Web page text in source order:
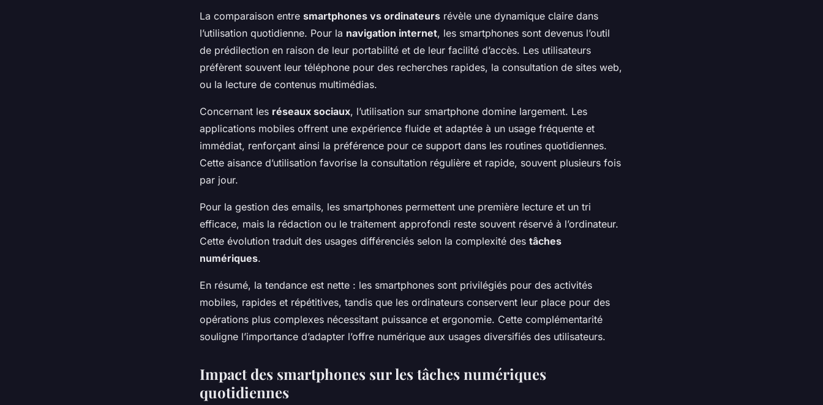
La comparaison entre smartphones vs ordinateurs révèle une dynamique claire dans
l’utilisation quotidienne. Pour la navigation internet, les smartphones sont devenus l’outil
de prédilection en raison de leur portabilité et de leur facilité d’accès. Les utilisateurs
préfèrent souvent leur téléphone pour des recherches rapides, la consultation de sites web,
ou la lecture de contenus multimédias.
Concernant les réseaux sociaux, l’utilisation sur smartphone domine largement. Les
applications mobiles offrent une expérience fluide et adaptée à un usage fréquente et
immédiat, renforçant ainsi la préférence pour ce support dans les routines quotidiennes.
Cette aisance d’utilisation favorise la consultation régulière et rapide, souvent plusieurs fois
par jour.
Pour la gestion des emails, les smartphones permettent une première lecture et un tri
efficace, mais la rédaction ou le traitement approfondi reste souvent réservé à l’ordinateur.
Cette évolution traduit des usages différenciés selon la complexité des tâches
numériques.
En résumé, la tendance est nette : les smartphones sont privilégiés pour des activités
mobiles, rapides et répétitives, tandis que les ordinateurs conservent leur place pour des
opérations plus complexes nécessitant puissance et ergonomie. Cette complémentarité
souligne l’importance d’adapter l’offre numérique aux usages diversifiés des utilisateurs.
Impact des smartphones sur les tâches numériques
quotidiennes